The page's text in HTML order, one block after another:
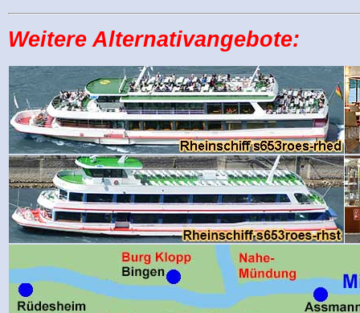
Weitere Alternativangebote: